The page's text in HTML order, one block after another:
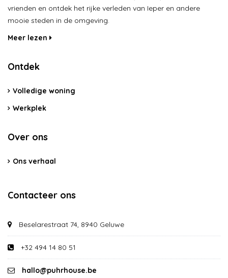
vrienden en ontdek het rijke verleden van Ieper en andere
mooie steden in de omgeving.
Meer lezen
Ontdek
Volledige woning
Werkplek
Over ons
Ons verhaal
Contacteer ons
Beselarestraat 74, 8940 Geluwe
+32 494 14 80 51
hallo@puhrhouse.be